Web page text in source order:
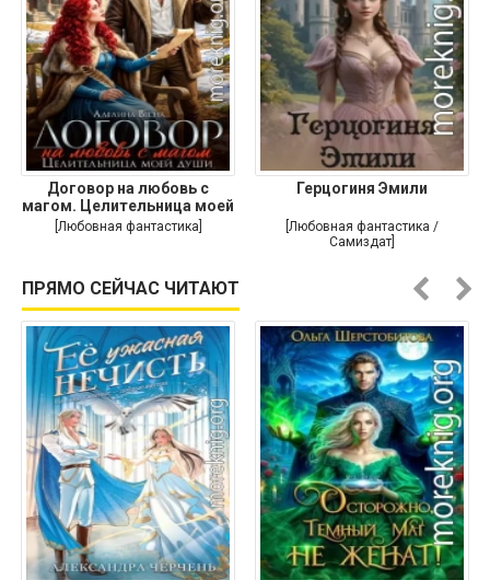
Договор на любовь с
магом. Целительница моей
души
[Любовная фантастика]
Герцогиня Эмили
[Любовная фантастика /
Самиздат]
ПРЯМО СЕЙЧАС ЧИТАЮТ